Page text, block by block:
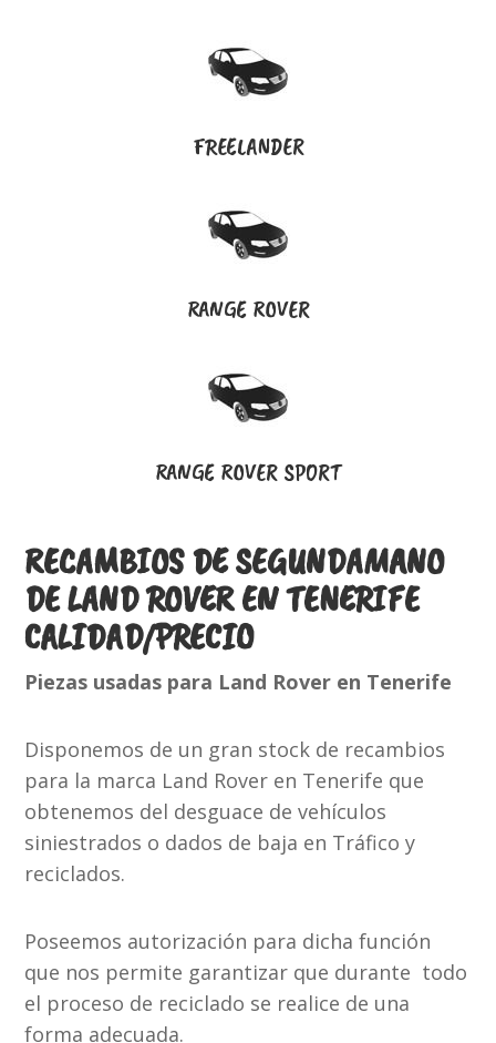
FREELANDER
RANGE ROVER
RANGE ROVER SPORT
RECAMBIOS DE SEGUNDAMANO
DE LAND ROVER EN TENERIFE
CALIDAD/PRECIO
Piezas usadas para Land Rover en Tenerife
Disponemos de un gran stock de recambios
para la marca Land Rover en Tenerife que
obtenemos del desguace de vehículos
siniestrados o dados de baja en Tráfico y
reciclados.
Poseemos autorización para dicha función
que nos permite garantizar que durante todo
el proceso de reciclado se realice de una
forma adecuada.